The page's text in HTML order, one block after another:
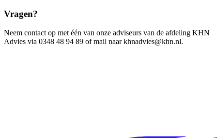
Vragen?
Neem contact op met één van onze adviseurs van de afdeling KHN
Advies via 0348 48 94 89 of mail naar khnadvies@khn.nl.